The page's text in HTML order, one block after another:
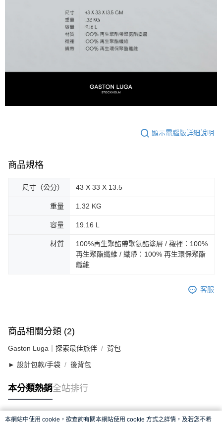
顯示電腦版詳細說明
商品規格
尺寸（公分） 43 X 33 X 13.5
重量 1.32 KG
容量 19.16 L
材質
100%再生聚酯帶聚氨酯塗層 / 襯裡：100%
再生聚酯纖維 / 織帶：100% 再生環保聚酯
纖維
客服
商品相關分類 (2)
Gaston Luga｜探索最佳旅伴 背包
► 設計包款/手袋 後背包
本分類熱銷全站排行
本網站中使用 cookie，欲查詢有關本網站使用 cookie 方式之詳情，及若您不希